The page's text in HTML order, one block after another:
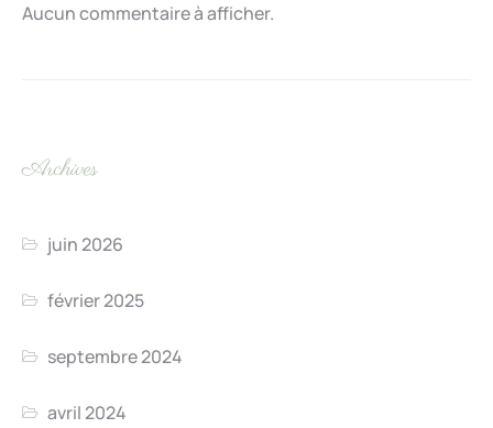
Aucun commentaire à afficher.
Archives
juin 2026
février 2025
septembre 2024
avril 2024